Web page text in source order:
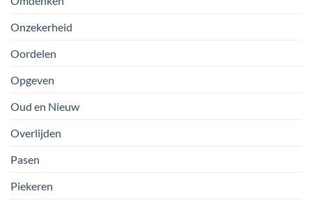
Onzekerheid
Oordelen
Opgeven
Oud en Nieuw
Overlijden
Pasen
Piekeren